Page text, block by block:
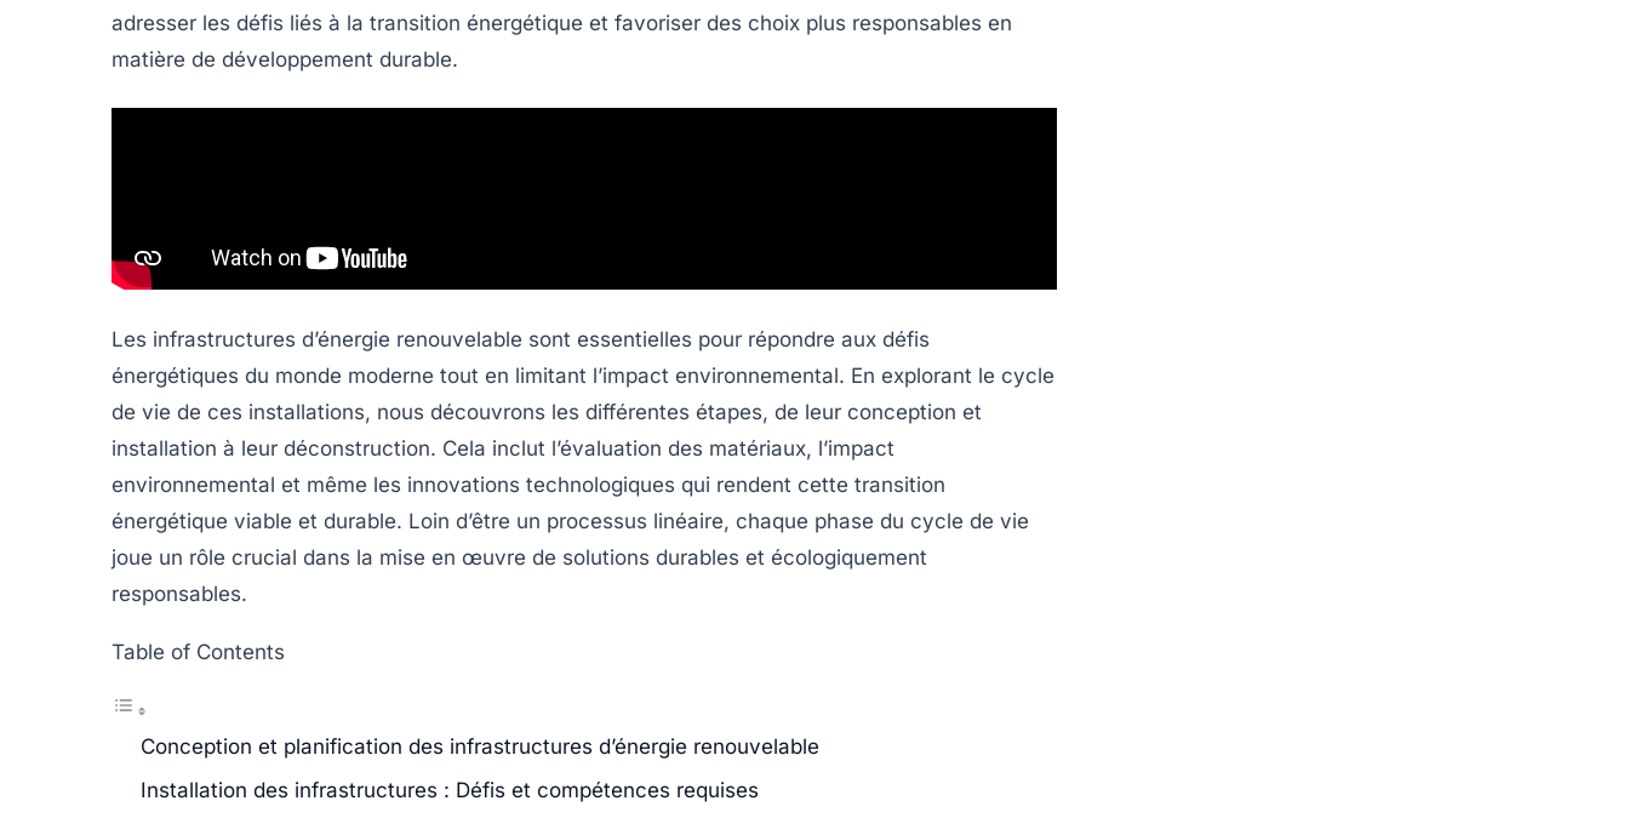
adresser les défis liés à la transition énergétique et favoriser des choix plus responsables en
matière de développement durable.
Les infrastructures d’énergie renouvelable sont essentielles pour répondre aux défis
énergétiques du monde moderne tout en limitant l’impact environnemental. En explorant le cycle
de vie de ces installations, nous découvrons les différentes étapes, de leur conception et
installation à leur déconstruction. Cela inclut l’évaluation des matériaux, l’impact
environnemental et même les innovations technologiques qui rendent cette transition
énergétique viable et durable. Loin d’être un processus linéaire, chaque phase du cycle de vie
joue un rôle crucial dans la mise en œuvre de solutions durables et écologiquement
responsables.
Table of Contents
Conception et planification des infrastructures d’énergie renouvelable
Installation des infrastructures : Défis et compétences requises